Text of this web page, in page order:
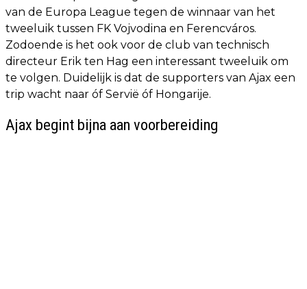
van de Europa League tegen de winnaar van het
tweeluik tussen FK Vojvodina en Ferencváros.
Zodoende is het ook voor de club van technisch
directeur Erik ten Hag een interessant tweeluik om
te volgen. Duidelijk is dat de supporters van Ajax een
trip wacht naar óf Servië óf Hongarije.
Ajax begint bijna aan voorbereiding